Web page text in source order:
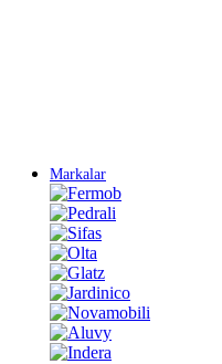
Markalar